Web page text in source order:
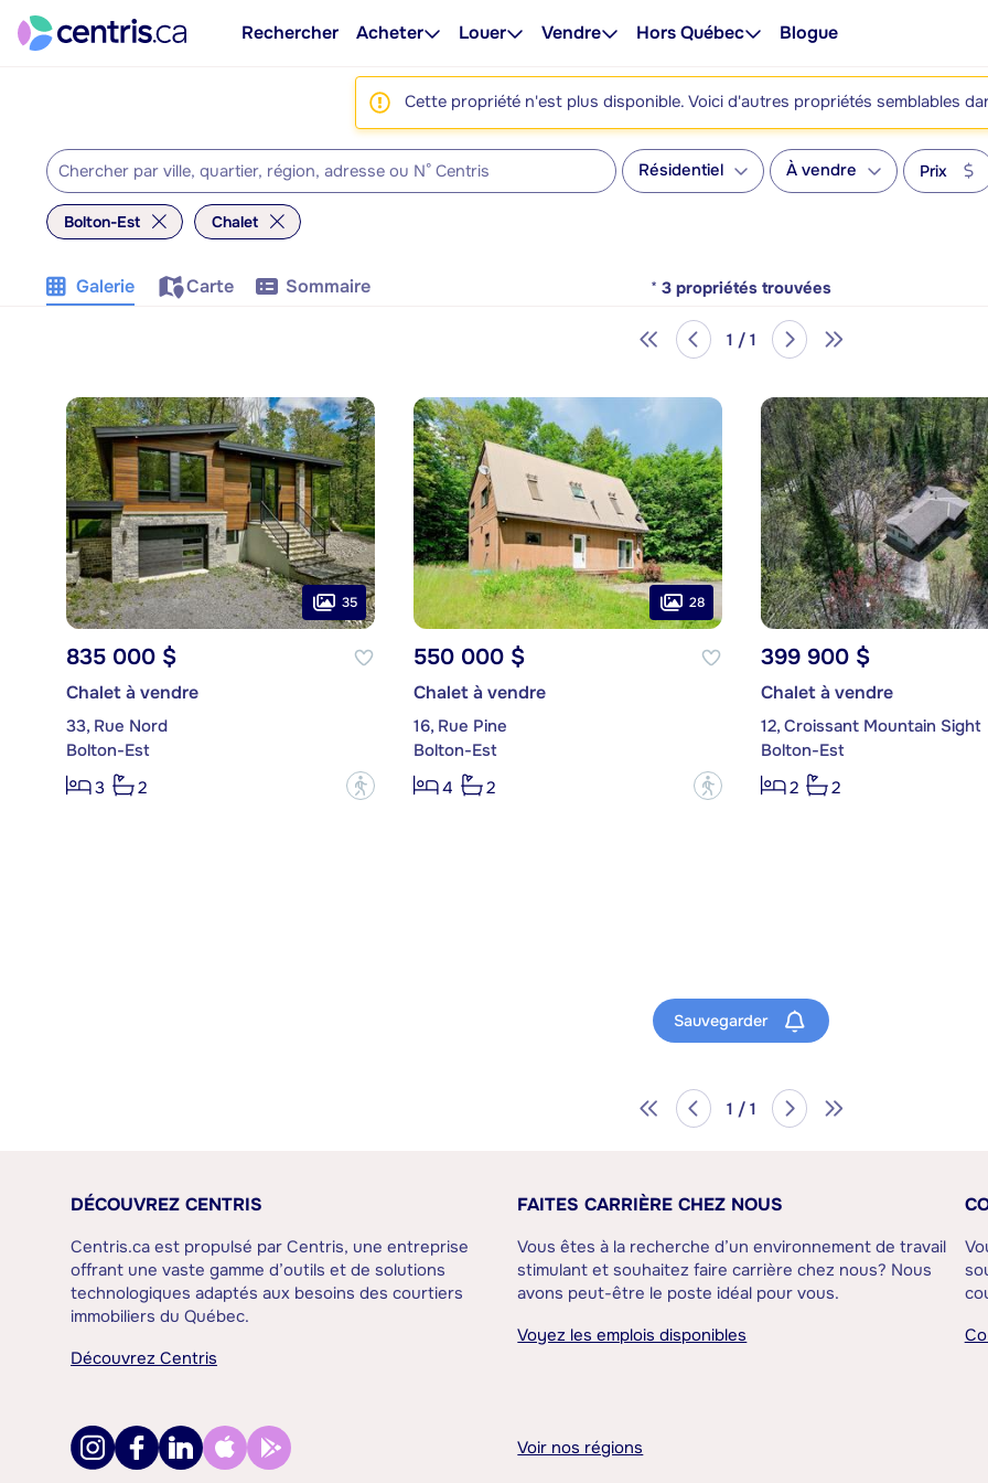
Rechercher Acheter Louer Vendre Hors Québec Blogue
Cette propriété n'est plus disponible. Voici d'autres propriétés semblables
Résidentiel À vendre Prix
Bolton-Est Chalet
Galerie Carte Sommaire * 3 propriétés trouvées
1 / 1
35
835 000 $
Chalet à vendre
33, Rue Nord
Bolton-Est
3
2 ?
28
550 000 $
Chalet à vendre
16, Rue Pine
Bolton-Est
4
2 ?
399 900 $
Chalet à vendre
12, Croissant Mountain Sight
Bolton-Est
2
2
Sauvegarder
1 / 1
DÉCOUVREZ CENTRIS
Centris.ca est propulsé par Centris, une entreprise
offrant une vaste gamme d’outils et de solutions
technologiques adaptés aux besoins des courtiers
immobiliers du Québec.
Découvrez Centris
FAITES CARRIÈRE CHEZ NOUS
Vous êtes à la recherche d’un environnement de travail
stimulant et souhaitez faire carrière chez nous? Nous
avons peut-être le poste idéal pour vous.
Voyez les emplois disponibles
Voir nos régions